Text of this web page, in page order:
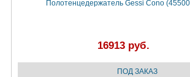
Полотенцедержатель Gessi Cono
16913 руб.